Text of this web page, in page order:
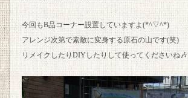
今回もB品コーナー設置していますよ(*^▽^*)
アレンジ次第で素敵に変身する原石の山です(笑)
リメイクしたりDIYしたりして使ってくださいね🎶